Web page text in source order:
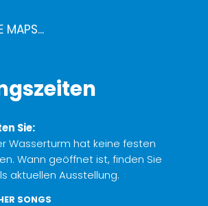
MAPS...
Sie:
Wasserturm hat keine festen
Wann geöffnet ist, finden Sie
aktuellen Ausstellung.
SONGS